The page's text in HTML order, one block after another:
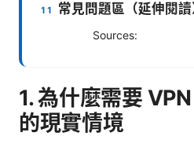
常見問題區（延伸閱讀
Sources:
1. 為什麼需要
的現實情境